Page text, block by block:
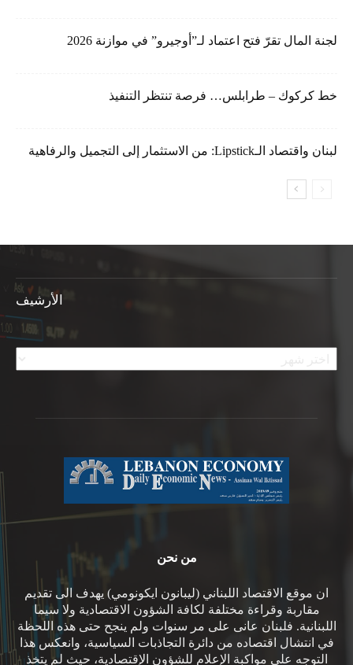
لجنة المال تقرّ فتح اعتماد لـ”أوجيرو” في موازنة 2026
خط كركوك – طرابلس… فرصة تنتظر التنفيذ
لبنان واقتصاد الـLipstick: من الاستثمار إلى التجميل والرفاهية
الأرشيف
الأرشيف
من نحن
ان موقع الاقتصاد اللبناني (ليبانون ايكونومي) يهدف الى تقديم
مقاربة وقراءة مختلفة لكافة الشؤون الاقتصادية ولا سيما
اللبنانية. فلبنان عانى على مر سنوات ولم ينجح حتى هذه اللحظة
في انتشال اقتصاده من دائرة التجاذبات السياسية، وانعكس هذا
التوجه على مواكبة الإعلام للشؤون الإقتصادية، حيث لم يتخذ